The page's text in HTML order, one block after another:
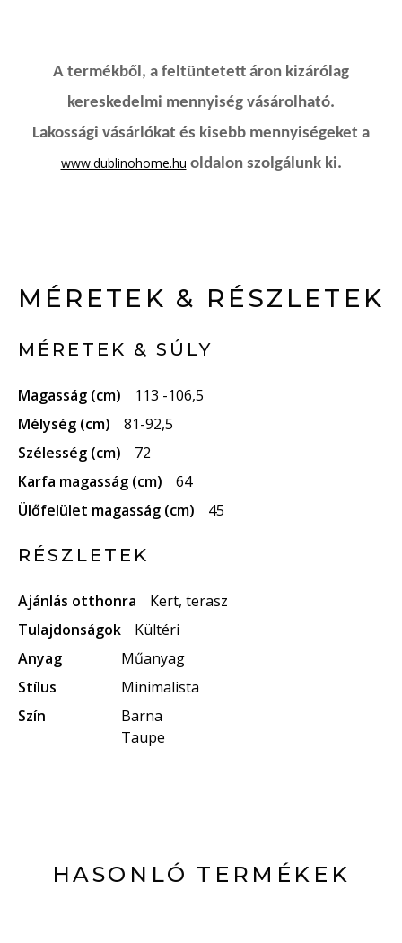
A termékből, a feltüntetett áron kizárólag
kereskedelmi mennyiség vásárolható.
Lakossági vásárlókat és kisebb mennyiségeket a
www.dublinohome.hu oldalon szolgálunk ki.
MÉRETEK & RÉSZLETEK
MÉRETEK & SÚLY
Magasság (cm)
113 -106,5
Mélység (cm)
81-92,5
Szélesség (cm)
72
Karfa magasság (cm)
64
Ülőfelület magasság (cm)
45
RÉSZLETEK
Ajánlás otthonra
Kert, terasz
Tulajdonságok
Kültéri
Anyag
Műanyag
Stílus
Minimalista
Szín
Barna
Taupe
HASONLÓ TERMÉKEK